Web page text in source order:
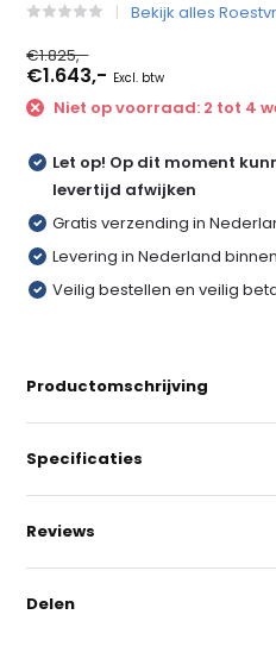
Bekijk alles
€1.825,-
€1.643,- Excl. btw
Niet op voorraad: 2 tot 4
Let op! Op dit moment
levertijd afwijken
Gratis verzending in
Levering in Nederland
Veilig bestellen en veilig
Productomschrijving
Specificaties
Reviews
Delen